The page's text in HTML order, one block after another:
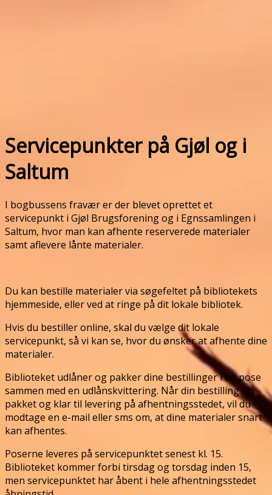
Servicepunkter på Gjøl og i
Saltum
I bogbussens fravær er der blevet oprettet et
servicepunkt i Gjøl Brugsforening og i Egnssamlingen i
Saltum, hvor man kan afhente reserverede materialer
samt aflevere lånte materialer.
Du kan bestille materialer via søgefeltet på bibliotekets
hjemmeside, eller ved at ringe på dit lokale bibliotek.
Hvis du bestiller online, skal du vælge dit lokale
servicepunkt, så vi kan se, hvor du ønsker at afhente dine
materialer.
Biblioteket udlåner og pakker dine bestillinger i en pose
sammen med en udlånskvittering. Når din bestilling er
pakket og klar til levering på afhentningsstedet, vil du
modtage en e-mail eller sms om, at dine materialer snart
kan afhentes.
Poserne leveres på servicepunktet senest kl. 15.
Biblioteket kommer forbi tirsdag og torsdag inden 15,
men servicepunktet har åbent i hele afhentningsstedet